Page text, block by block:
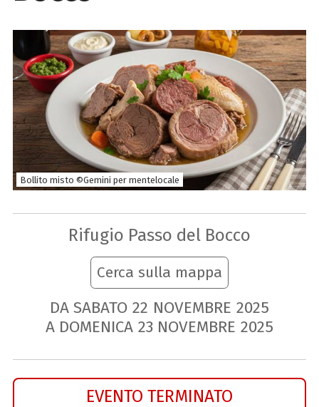
Bollito misto ©Gemini per mentelocale
Rifugio Passo del Bocco
Cerca sulla mappa
DA SABATO 22 NOVEMBRE 2025
A DOMENICA 23 NOVEMBRE 2025
EVENTO TERMINATO